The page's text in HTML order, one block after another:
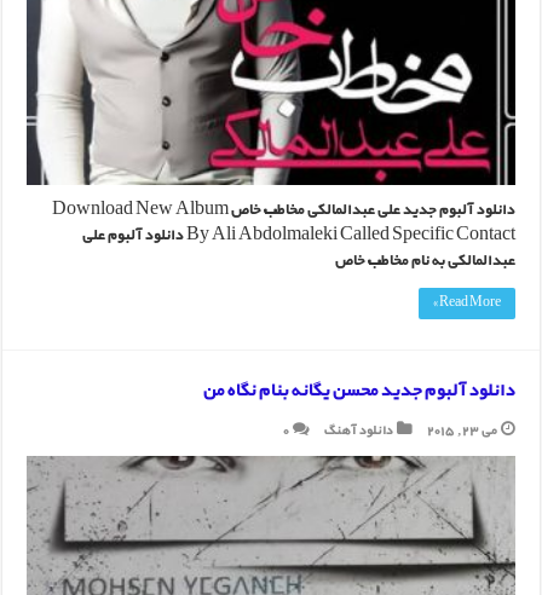
دانلود آلبوم جدید علی عبدالمالکی مخاطب خاص Download New Album
By Ali Abdolmaleki Called Specific Contact دانلود آلبوم علی
عبدالمالکی به نام مخاطب خاص
Read More »
دانلود آلبوم جدید محسن یگانه بنام نگاه من
می 23, 2015 دانلود آهنگ 0